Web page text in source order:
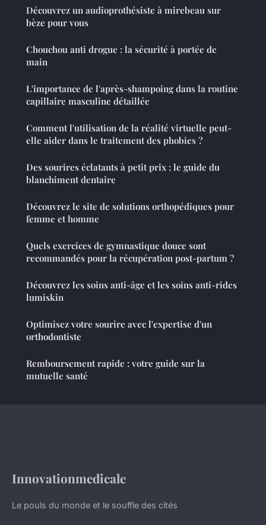
Découvrez un audioprothésiste à mirebeau sur
bèze pour vous
Chouchou anti drogue : la sécurité à portée de
main
L'importance de l'après-shampoing dans la routine
capillaire masculine détaillée
Comment l'utilisation de la réalité virtuelle peut-
elle aider dans le traitement des phobies ?
Des sourires éclatants à petit prix : le guide du
blanchiment dentaire
Découvrez le site de solutions orthopédiques pour
femme et homme
Quels exercices de gymnastique douce sont
recommandés pour la récupération post-partum ?
Découvrez les soins anti-âge et les soins anti-rides
lumiskin
Optimisez votre sourire avec l'expertise d'un
orthodontiste
Remboursement rapide : votre guide sur la
mutuelle santé
Innovationmedicale
Le pouls du monde et le souffle des cités